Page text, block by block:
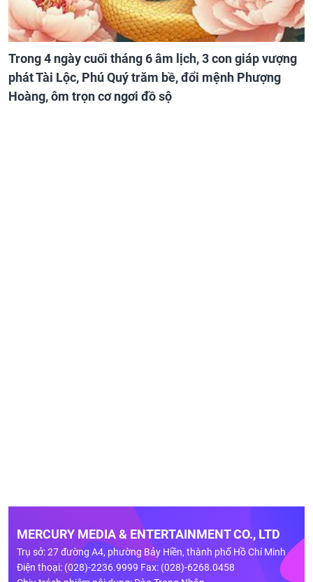
Trong 4 ngày cuối tháng 6 âm lịch, 3 con giáp vượng
phát Tài Lộc, Phú Quý trăm bề, đổi mệnh Phượng
Hoàng, ôm trọn cơ ngơi đồ sộ
MERCURY MEDIA & ENTERTAINMENT CO., LTD
Trụ sở: 27 đường A4, phường Bảy Hiền, thành phố Hồ Chí Minh
Điện thoại: (028)-2236.9999 Fax: (028)-6268.0458